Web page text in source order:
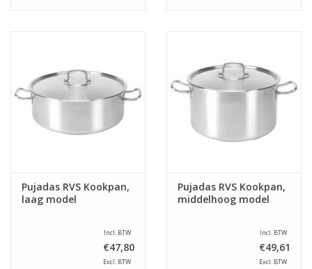
Pujadas RVS Kookpan,
laag model
Incl. BTW
€47,80
Excl. BTW
Pujadas RVS Kookpan,
middelhoog model
Incl. BTW
€49,61
Excl. BTW